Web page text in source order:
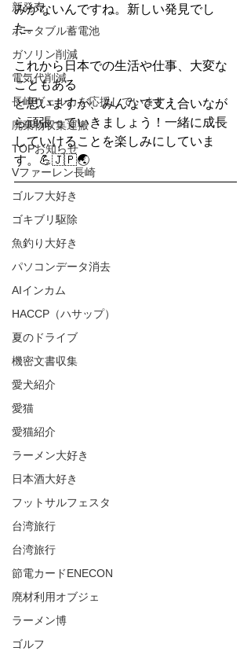
新発売
ポータブル蓄電池
ガソリン削減
電気代削減
長崎ヴェルカを応援しています！
廃棄物収集運搬
TOPお知らせ
Vファーレン長崎
ゴルフ大好き
ゴキブリ駆除
魚釣り大好き
パソコンデータ消去
AIインカム
HACCP（ハサップ）
夏のドライブ
機密文書収集
愛犬紹介
愛猫
愛猫紹介
ラーメン大好き
日本酒大好き
フットサルフェスタ
台湾旅行
台湾旅行
節電カードENECON
廃材利用オブジェ
ラーメン博
ゴルフ
みがないんですね。新しい発見でし
た。
これから日本での生活や仕事、大変な
こともある
と思いますが、みんなで支え合いなが
ら頑張っていきましょう！一緒に成長
していけることを楽しみにしていま
す。💪🇯🇵🌏